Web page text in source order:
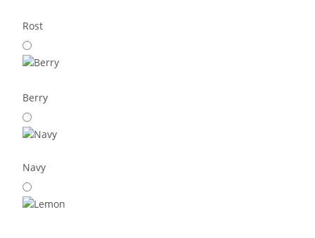
Rost
Berry
Navy